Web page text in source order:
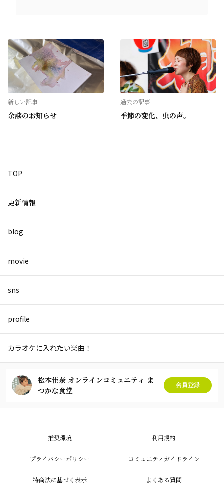
新しい記事
余談のお知らせ
過去の記事
季節の変化、虫の声。
TOP
更新情報
blog
movie
sns
profile
カラオケに入れたい楽曲！
松本佳奈 オンラインコミュニティ ま
つかな食堂
会員登録
推奨環境 利用規約
プライバシーポリシー コミュニティガイドライン
特商法に基づく表示 よくある質問